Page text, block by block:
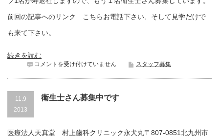
前回の記事へのリンク こちらお電話下さい、そして見学だけで
も来て下さい。
続きを読む
衛
士
で
コメントを受け付けていません スタッフ募集
11.9
2013
衛生士さん募集中です
医療法人天真堂 村上歯科クリニック永犬丸〒807-0851北九州市